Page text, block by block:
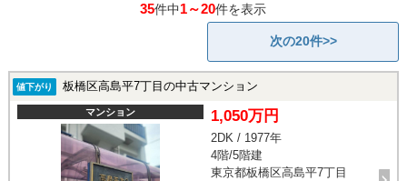
中古戸建て
マンション
35件中1～20件を表示
次の20件>>
値下がり 板橋区高島平7丁目の中古マンション
マンション 1,050万円
2DK / 1977年
4階/5階建
東京都板橋区高島平7丁目